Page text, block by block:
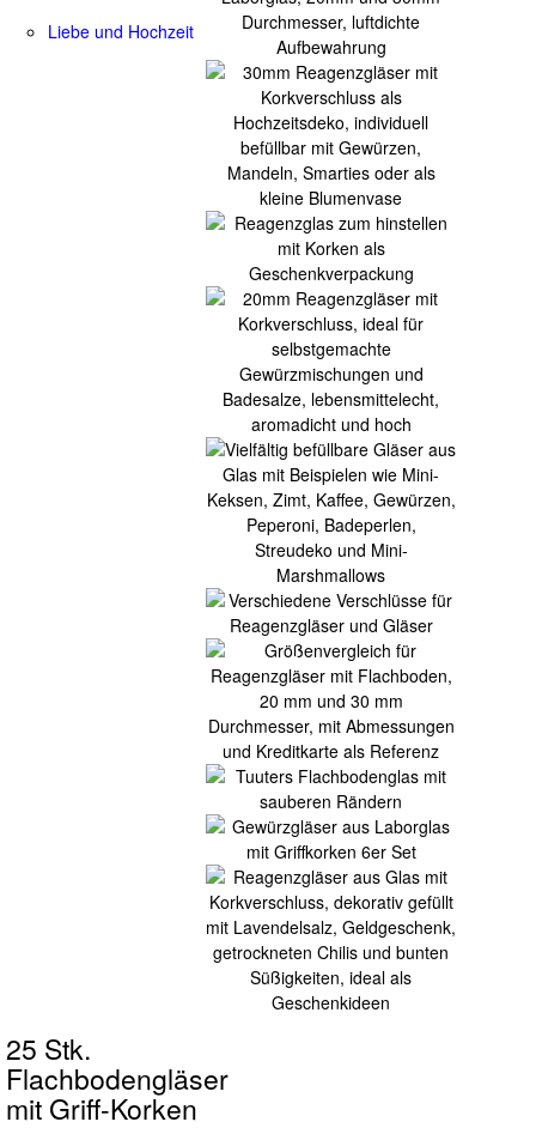
Liebe und Hochzeit
25 Stk.
Flachbodengläser
mit Griff-Korken